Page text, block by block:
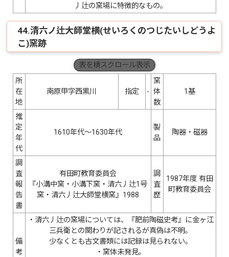
丿辻の窯場に特徴的なもの。
44.清六ノ辻大師堂横(せいろくのつじたいしどうよ
こ)窯跡
表を横スクロール表示
所
在
地
南原甲字西黒川 指定 -
窯
体
数
1基
推
定
年
代
1610年代〜1630年代
製
品
陶器・磁器
調
査
報
告
書
有田町教育委員会
『小溝中窯・小溝下窯・清六丿辻1号
窯・清六丿辻大師堂横窯』1988
調
査
歴
1987年度 有田
町教育委員会
備
考
・清六丿辻の窯場については、『肥前陶磁史考』に金ヶ江
三兵衛との関わりが記されるが真偽は不明。
少なくとも古文書類には記録は見られない。
・窯体未発見。